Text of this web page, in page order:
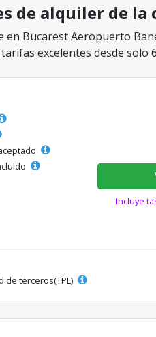
de alquiler de la
Bucarest Aeropuerto
excelentes desde solo
Incluye
de terceros(TPL)